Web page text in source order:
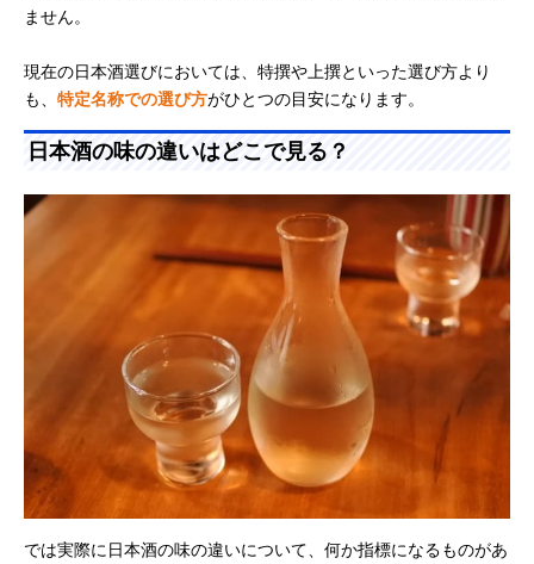
ません。
現在の日本酒選びにおいては、特撰や上撰といった選び方より
も、 特定名称での選び方がひとつの目安になります。
日本酒の味の違いはどこで見る？
では実際に日本酒の味の違いについて、何か指標になるものがあ